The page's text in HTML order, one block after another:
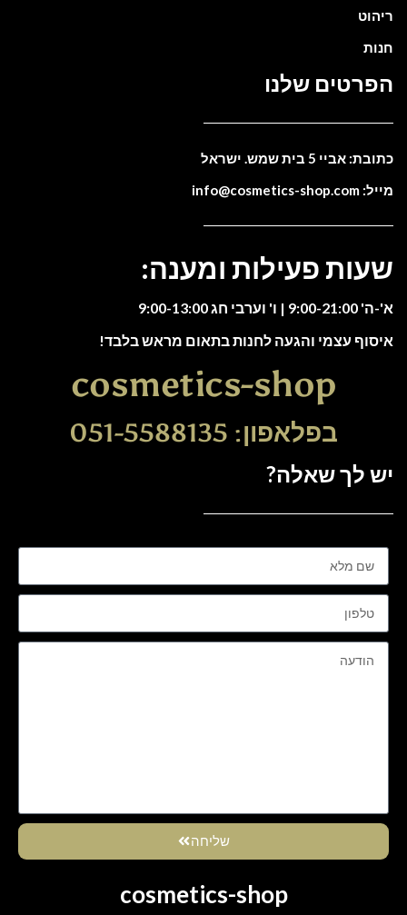
ריהוט
חנות
הפרטים שלנו
כתובת: אביי 5 בית שמש. ישראל
מייל: info@cosmetics-shop.com
שעות פעילות ומענה:
א'-ה' 9:00-21:00 | ו' וערבי חג 9:00-13:00
איסוף עצמי והגעה לחנות בתאום מראש בלבד!
cosmetics-shop
בפלאפון: 051-5588135
יש לך שאלה?
שליחה
cosmetics-shop